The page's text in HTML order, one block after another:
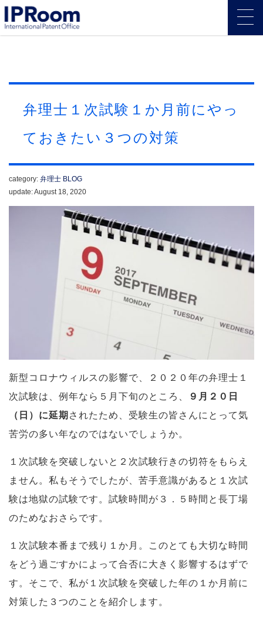
弁理士１次試験１か月前にやっ
ておきたい３つの対策
category: 弁理士 BLOG
update: August 18, 2020
新型コロナウィルスの影響で、２０２０年の弁理士１
次試験は、例年なら５月下旬のところ、
９月２０日
（日）に延期 されたため、受験生の皆さんにとって気
苦労の多い年なのではないでしょうか。
１次試験を突破しないと２次試験行きの切符をもらえ
ません。私もそうでしたが、苦手意識があると１次試
験は地獄の試験です。試験時間が３．５時間と長丁場
のためなおさらです。
１次試験本番まで残り１か月。このとても大切な時間
をどう過ごすかによって合否に大きく影響するはずで
す。そこで、私が１次試験を突破した年の１か月前に
対策した３つのことを紹介します。